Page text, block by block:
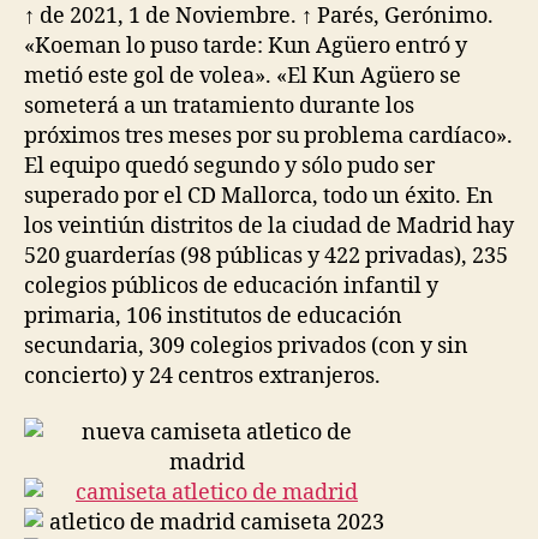
↑ de 2021, 1 de Noviembre. ↑ Parés, Gerónimo.
«Koeman lo puso tarde: Kun Agüero entró y
metió este gol de volea». «El Kun Agüero se
someterá a un tratamiento durante los
próximos tres meses por su problema cardíaco».
El equipo quedó segundo y sólo pudo ser
superado por el CD Mallorca, todo un éxito. En
los veintiún distritos de la ciudad de Madrid hay
520 guarderías (98 públicas y 422 privadas), 235
colegios públicos de educación infantil y
primaria, 106 institutos de educación
secundaria, 309 colegios privados (con y sin
concierto) y 24 centros extranjeros.